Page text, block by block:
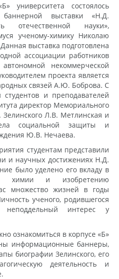
университета состоялось
выставки «Н.Д.
отечественной науки»,
ученому-химику Николаю
выставка подготовлена
ассоциации работников
некоммерческой
проекта является
связей А.Ю. Боброва. С
и преподавателей
директор Мемориального
Л.В. Метлинская и
социальной защиты и
Ю.В. Нечаева.
студентам представили
и научных достижениях Н.Д.
было уделено его вкладу в
химии и изобретению
множество жизней в годы
ученого, родившегося
интерес у
ознакомиться в корпусе «Б»
информационные баннеры,
биографии Зелинского, его
деятельность и